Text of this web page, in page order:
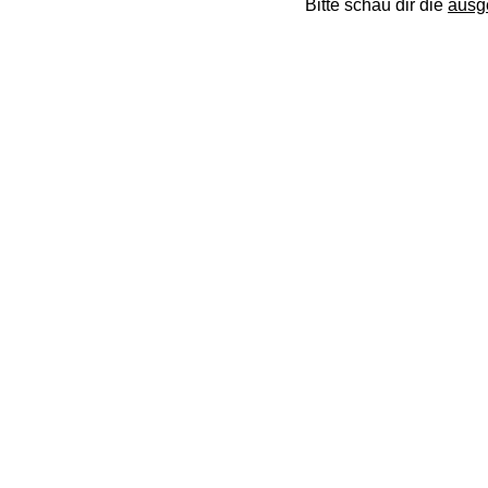
Bitte schau dir die